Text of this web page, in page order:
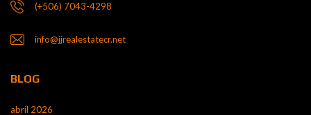
(+506) 7043-4298
info@jjrealestatecr.net
BLOG
abril 2026